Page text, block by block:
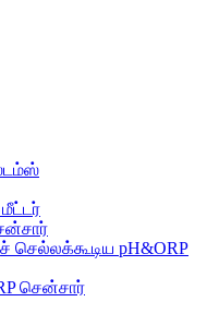
செல்லக்கூடிய pH&ORP
சென்சார்